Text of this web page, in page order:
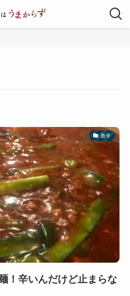
激辛
！辛いんだけど止まらな